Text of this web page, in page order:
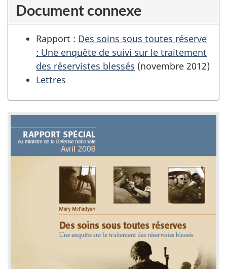
Document connexe
Rapport : Des soins sous toutes réserve
: Une enquête de suivi sur le traitement
des réservistes blessés (novembre 2012)
Lettres